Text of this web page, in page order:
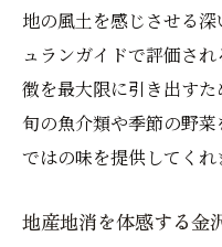
地の風土を感じさせる
ュランガイドで評価さ
徴を最大限に引き出すた
旬の魚介類や季節の野
ではの味を提供してくれ
地産地消を体感する金